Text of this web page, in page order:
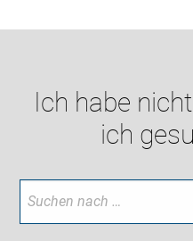
Ich habe
ich